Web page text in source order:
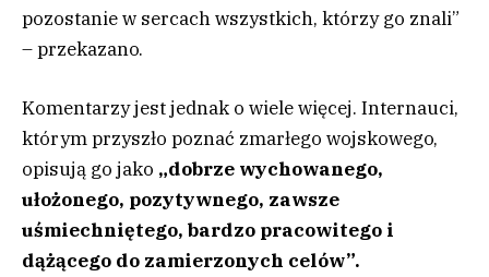
pozostanie w sercach wszystkich, którzy go znali”
– przekazano.
Komentarzy jest jednak o wiele więcej. Internauci,
którym przyszło poznać zmarłego wojskowego,
opisują go jako „dobrze wychowanego,
ułożonego, pozytywnego, zawsze
uśmiechniętego, bardzo pracowitego i
dążącego do zamierzonych celów”.